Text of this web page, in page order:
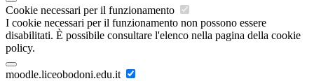
Cookie necessari per il funzionamento
I cookie necessari per il funzionamento non possono essere
disabilitati. È possibile consultare l'elenco nella pagina della cookie
policy.
moodle.liceobodoni.edu.it